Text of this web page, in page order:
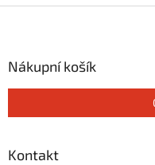
Nákupní košík
Kontakt